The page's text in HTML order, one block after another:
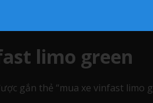
limo green
gắn thẻ “mua xe vinfast limo